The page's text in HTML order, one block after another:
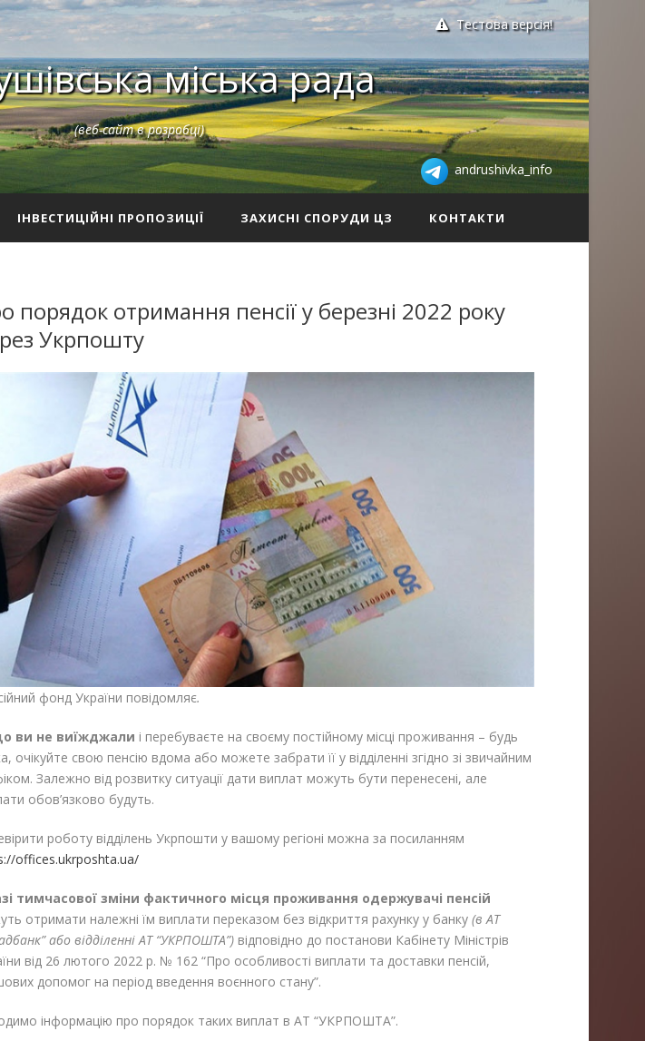
Тестова версія!
міська рада
(веб-сайт в розробці)
andrushivka_info
ІНВЕСТИЦІЙНІ ПРОПОЗИЦІЇ ЗАХИСНІ СПОРУДИ ЦЗ КОНТАКТИ
порядок отримання пенсії у березні 2022 року
Укрпошту
фонд України повідомляє.
ви не виїжджали і перебуваєте на своєму постійному місці проживання – будь
очікуйте свою пенсію вдома або можете забрати її у відділенні згідно зі звичайним
Залежно від розвитку ситуації дати виплат можуть бути перенесені, але
обов’язково будуть.
роботу відділень Укрпошти у вашому регіоні можна за посиланням
offices.ukrposhta.ua/
тимчасової зміни фактичного місця проживання одержувачі пенсій
отримати належні їм виплати переказом без відкриття рахунку у банку (в АТ
або відділенні АТ “УКРПОШТА”) відповідно до постанови Кабінету Міністрів
від 26 лютого 2022 р. № 162 “Про особливості виплати та доставки пенсій,
допомог на період введення воєнного стану”.
інформацію про порядок таких виплат в АТ “УКРПОШТА”.